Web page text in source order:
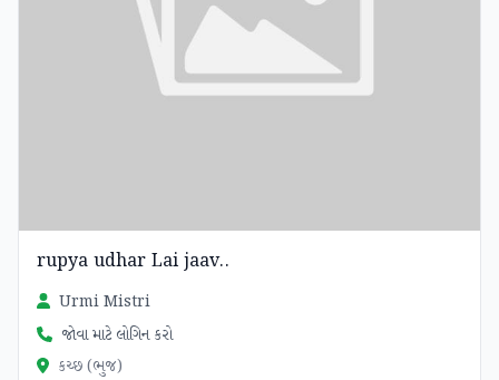
rupya udhar Lai jaav..
Urmi Mistri
જોવા માટે લોગિન કરો
કચ્છ (ભુજ)